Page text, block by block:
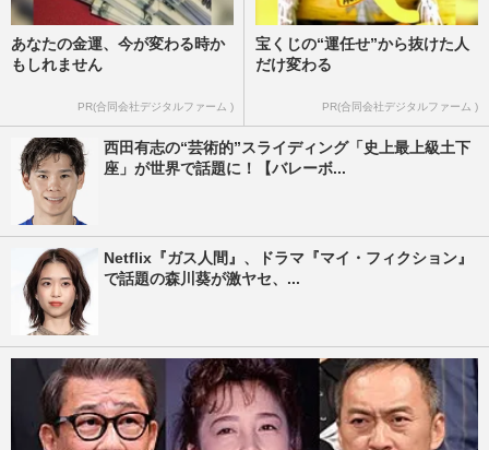
あなたの金運、今が変わる時か
もしれません
PR(合同会社デジタルファーム )
宝くじの“運任せ”から抜けた人
だけ変わる
PR(合同会社デジタルファーム )
西田有志の“芸術的”スライディング「史上最上級土下
座」が世界で話題に！【バレーボ...
Netflix『ガス人間』、ドラマ『マイ・フィクション』
で話題の森川葵が激ヤセ、...